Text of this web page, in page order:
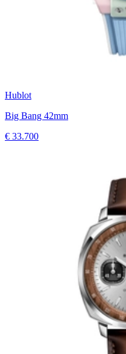
Hublot
Big Bang 42mm
€ 33.700